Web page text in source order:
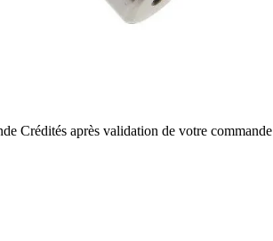
Crédités après validation de votre commande